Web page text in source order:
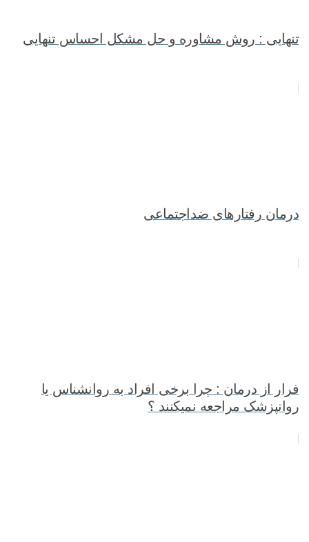
تنهایی : روش مشاوره و حل مشکل احساس تنهایی
درمان رفتارهای ضداجتماعی
فرار از درمان : چرا برخی افراد به روانشناس یا
روانپزشک مراجعه نمیکنند ؟